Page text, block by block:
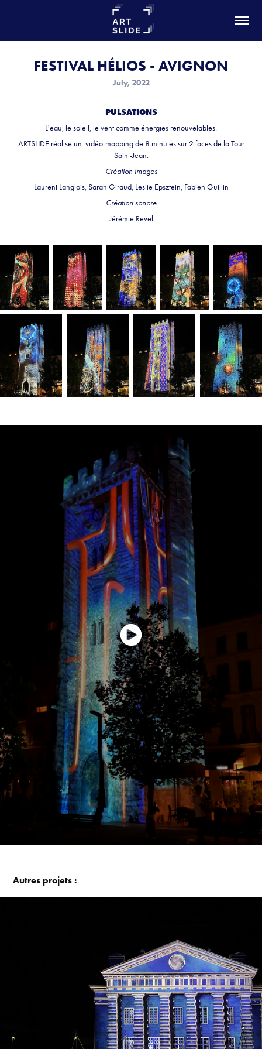
FESTIVAL HÉLIOS - AVIGNON
July, 2022
PULSATIONS
L'eau, le soleil, le vent comme énergies renouvelables.
ARTSLIDE réalise un vidéo-mapping de 8 minutes sur 2 faces de la Tour
Saint-Jean.
Création images
Laurent Langlois, Sarah Giraud, Leslie Epsztein, Fabien Guillin
Création sonore
Jérémie Revel
Autres projets :
SALINES ROYALES D'ARC-ET-SENANS  LUX SALINA #2